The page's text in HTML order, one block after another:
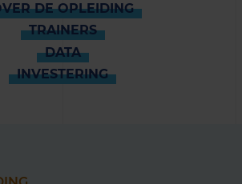
DE OPLEIDING
TRAINERS
DATA
INVESTERING